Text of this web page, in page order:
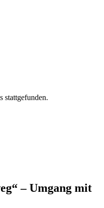
stattgefunden.
– Umgang mit